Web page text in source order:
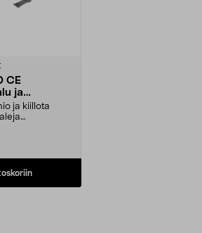
CE
ja
W
ja kiillota